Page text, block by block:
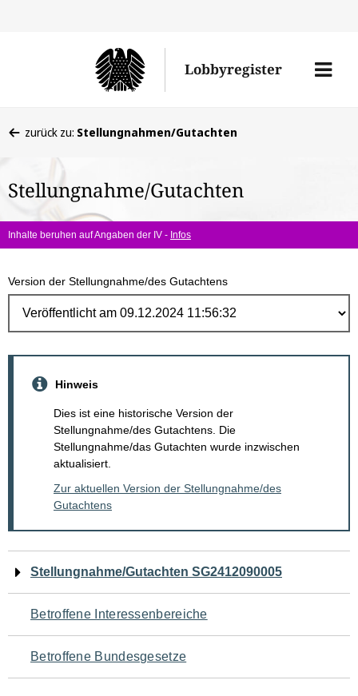
Lobbyregister
Menü
befinden
hier:
zurück zu: Stellungnahmen/Gutachten
Stellungnahme/Gutachten
Inhalte beruhen auf Angaben der IV - Infos
Version der Stellungnahme/des Gutachtens
Hinweis
Dies ist eine historische Version der
Stellungnahme/des Gutachtens. Die
Stellungnahme/das Gutachten wurde inzwischen
aktualisiert.
Zur aktuellen Version der Stellungnahme/des
Gutachtens
Navigation
für
den
Seiteninhalt
Stellungnahme/Gutachten SG2412090005
Betroffene Interessenbereiche
Betroffene Bundesgesetze